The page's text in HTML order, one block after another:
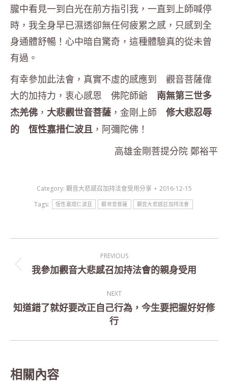
朧中看見一到白光在前方指引我，一直到上師喊停
時，我全身早已濕透卻無任何疲累之感，只感到全
身通體舒暢！心中暗自驚奇，這種體驗真的從未曾
有過。
有幸參加此法會，真實不虛的感應到 觀音菩薩偉
大的加持力，衷心感恩 佛陀師爺 南無第三世多
杰羌佛 ， 大悲觀世音菩薩 ，金剛上師 修大悲忍辱
的 恆性嘉措仁波且 ，阿彌陀佛！
高雄金剛菩提分院 鄭裕平
Category: 觀音大悲感召加持法會受用分享
2016-12-15
Tags:
恆性嘉措仁波且 觀世音菩薩 觀音大悲感召加持法會
navigation
PREVIOUS
Previous
我參加觀音大悲感召加持法會的親身受用
NEXT
Next
知道錯了就好要改正自己行為，今生要把握好好修
行
相關內容